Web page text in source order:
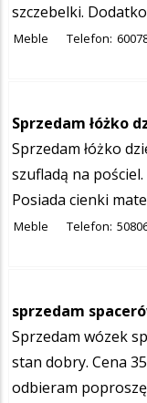
szczebelki.
Meble Telefon:
Sprzedam łóżko
Sprzedam łóżko
szufladą na
Posiada cienki
Meble Telefon:
sprzedam
Sprzedam wózek
stan dobry. Cena
odbieram